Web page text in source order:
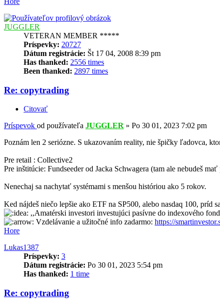
JUGGLER
VETERAN MEMBER *****
Príspevky: 20727
Dátum registrácie: Št 17 04, 2008 8:39 pm
Has thanked: 2556 times
Been thanked: 2897 times
Re: copytrading
Citovať
Príspevok od používateľa JUGGLER » Po 30 01, 2023 7:02 pm
Poznám len 2 seriózne. S ukazovaním reality, nie špičky ľadovca,
Pre retail : Collective2
Pre inštitúcie: Fundseeder od Jacka Schwagera (tam ale nebudeš
Nenechaj sa nachytať systémami s menšou históriou ako 5 rokov.
Ked nájdeš niečo lepšie ako ETF na SP500, alebo nasdaq 100, príd
,,Amatérski investori investujúci pasívne do indexového
Vzdelávanie a užitočné info zadarmo: https://
Hore
Lukas1387
Príspevky: 3
Dátum registrácie: Po 30 01, 2023 5:54 pm
Has thanked: 1 time
Re: copytrading